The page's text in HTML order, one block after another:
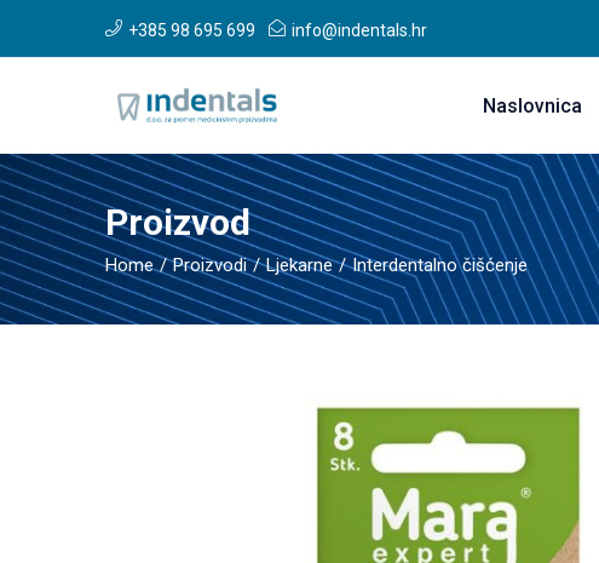
+385 98 695 699 info@indentals.hr
Naslovnica
Proizvod
Home Proizvodi Ljekarne Interdentalno čišćenje